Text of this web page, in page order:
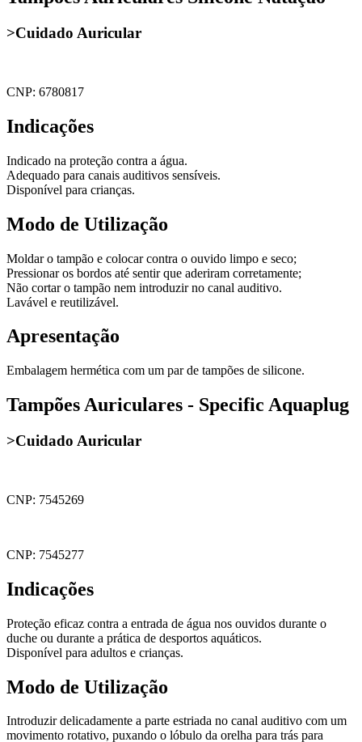
>Cuidado Auricular
CNP: 6780817
Indicações
Indicado na proteção contra a água.
Adequado para canais auditivos sensíveis.
Disponível para crianças.
Modo de Utilização
Moldar o tampão e colocar contra o ouvido limpo e seco;
Pressionar os bordos até sentir que aderiram corretamente;
Não cortar o tampão nem introduzir no canal auditivo.
Lavável e reutilizável.
Apresentação
Embalagem hermética com um par de tampões de silicone.
Tampões Auriculares - Specific Aquaplug
>Cuidado Auricular
CNP: 7545269
CNP: 7545277
Indicações
Proteção eficaz contra a entrada de água nos ouvidos durante o
duche ou durante a prática de desportos aquáticos.
Disponível para adultos e crianças.
Modo de Utilização
Introduzir delicadamente a parte estriada no canal auditivo com um
movimento rotativo, puxando o lóbulo da orelha para trás para